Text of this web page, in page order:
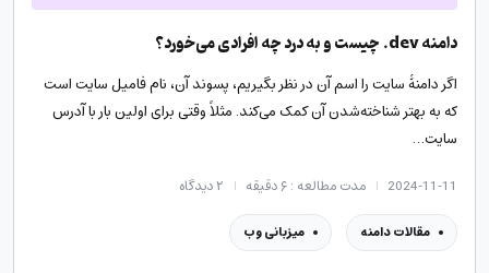
دامنه dev. چیست و به درد چه افرادی می‌خورد؟
اگر دامنۀ سایت را اسم آن در نظر بگیریم، پسوند آن، نام فامیل سایت است
که به بهتر شناخته‌شدن آن کمک می‌کند. مثلاً وقتی برای اولین بار با آدرس
سایت…
2024-11-11 مدت مطالعه : ۶ دقیقه ۲دیدگاه
مقالات دامنه میزبانی وب